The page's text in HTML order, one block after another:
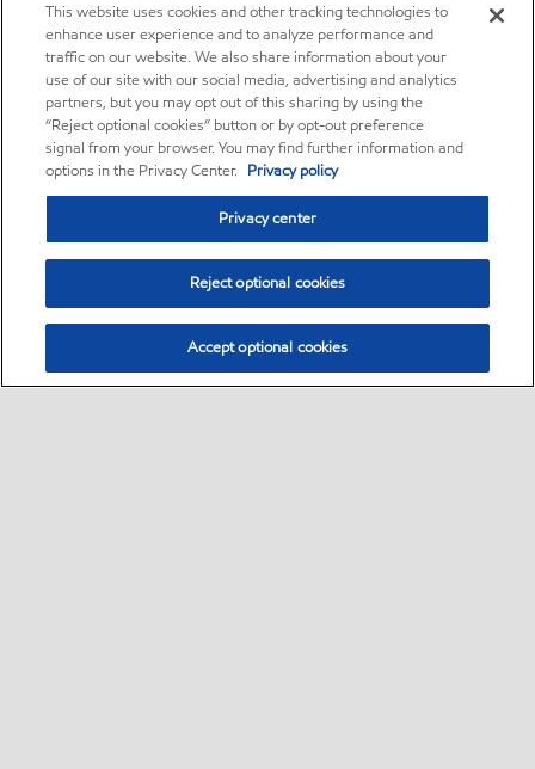
This website uses cookies and other tracking technologies to
enhance user experience and to analyze performance and
traffic on our website. We also share information about your
use of our site with our social media, advertising and analytics
partners, but you may opt out of this sharing by using the
“Reject optional cookies” button or by opt-out preference
signal from your browser. You may find further information and
options in the Privacy Center. Privacy policy
Privacy center
Reject optional cookies
Accept optional cookies